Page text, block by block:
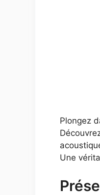
Plongez
Une